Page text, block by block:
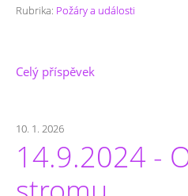
Rubrika: Požáry a události
Celý příspěvek
10. 1. 2026
14.9.2024 -